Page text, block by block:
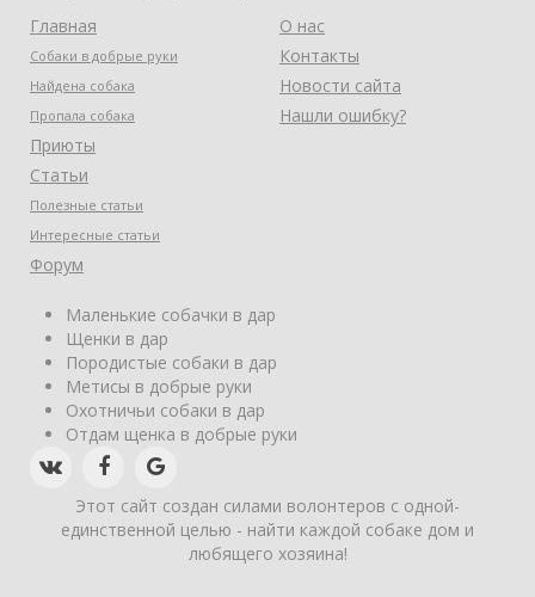
Главная
Собаки в добрые руки
Найдена собака
Пропала собака
Приюты
Статьи
Полезные статьи
Интересные статьи
Форум
О нас
Контакты
Новости сайта
Нашли ошибку?
Маленькие собачки в дар
Щенки в дар
Породистые собаки в дар
Метисы в добрые руки
Охотничьи собаки в дар
Отдам щенка в добрые руки
Этот сайт создан силами волонтеров с одной-
единственной целью - найти каждой собаке дом и
любящего хозяина!